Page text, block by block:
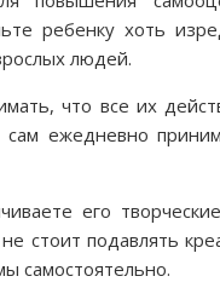
ребенку хоть
людей.
что все их
сам ежедневно
его
стоит подавлять
самостоятельно.